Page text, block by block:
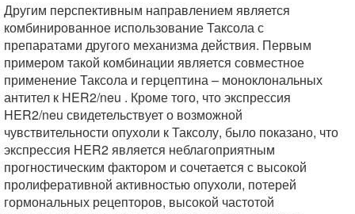
Другим перспективным направлением является
комбинированное использование Таксола с
препаратами другого механизма действия. Первым
примером такой комбинации является совместное
применение Таксола и герцептина – моноклональных
антител к HER2/neu . Кроме того, что экспрессия
HER2/neu свидетельствует о возможной
чувствительности опухоли к Таксолу, было показано, что
экспрессия HER2 является неблагоприятным
прогностическим фактором и сочетается с высокой
пролиферативной активностью опухоли, потерей
гормональных рецепторов, высокой частотой